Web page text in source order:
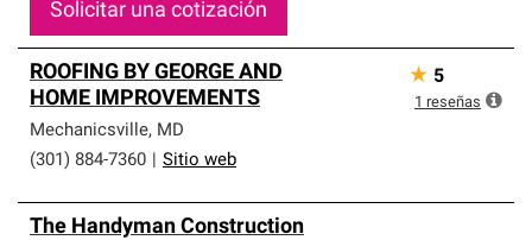
Solicitar una cotización
ROOFING BY GEORGE AND
HOME IMPROVEMENTS
Mechanicsville, MD
(301) 884-7360
Sitio web
★ 5
1 reseñas
The Handyman Construction